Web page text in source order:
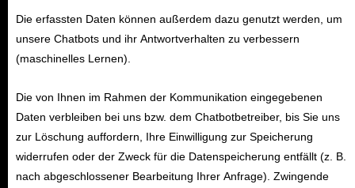
Die erfassten Daten können außerdem dazu genutzt werden, um
unsere Chatbots und ihr Antwortverhalten zu verbessern
(maschinelles Lernen).
Die von Ihnen im Rahmen der Kommunikation eingegebenen
Daten verbleiben bei uns bzw. dem Chatbotbetreiber, bis Sie uns
zur Löschung auffordern, Ihre Einwilligung zur Speicherung
widerrufen oder der Zweck für die Datenspeicherung entfällt (z. B.
nach abgeschlossener Bearbeitung Ihrer Anfrage). Zwingende